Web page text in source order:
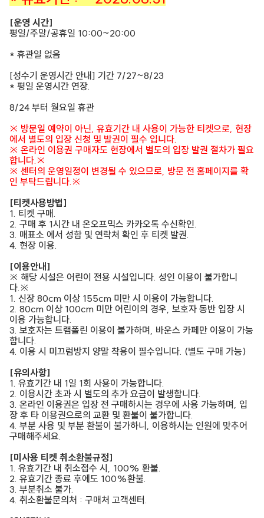
[운영 시간]
평일/주말/공휴일 10:00~20:00
* 휴관일 없음
[성수기 운영시간 안내] 기간 7/27~8/23
* 평일 운영시간 연장.
8/24 부터 월요일 휴관
※ 방문일 예약이 아닌, 유효기간 내 사용이 가능한 티켓으로, 현장
에서 별도의 입장 신청 및 발권이 필수 입니다.
※ 온라인 이용권 구매자도 현장에서 별도의 입장 발권 절차가 필요
합니다.※
※ 센터의 운영일정이 변경될 수 있으므로, 방문 전 홈페이지를 확
인 부탁드립니다.※
[티켓사용방법]
1. 티켓 구매.
2. 구매 후 1시간 내 온오프믹스 카카오톡 수신확인.
3. 매표소 에서 성함 및 연락처 확인 후 티켓 발권.
4. 현장 이용.
[이용안내]
※ 해당 시설은 어린이 전용 시설입니다. 성인 이용이 불가합니
다.※
1. 신장 80cm 이상 155cm 미만 시 이용이 가능합니다.
2. 80cm 이상 100cm 미만 어린이의 경우, 보호자 동반 입장 시
이용 가능합니다.
3. 보호자는 트램폴린 이용이 불가하며, 바운스 카페만 이용이 가능
합니다.
4. 이용 시 미끄럼방지 양말 착용이 필수입니다. (별도 구매 가능)
[유의사항]
1. 유효기간 내 1일 1회 사용이 가능합니다.
2. 이용시간 초과 시 별도의 추가 요금이 발생합니다.
3. 온라인 이용권은 입장 전 구매하시는 경우에 사용 가능하며, 입
장 후 타 이용권으로의 교환 및 환불이 불가합니다.
4. 부분 사용 및 부분 환불이 불가하니, 이용하시는 인원에 맞추어
구매해주세요.
[미사용 티켓 취소환불규정]
1. 유효기간 내 취소접수 시, 100% 환불.
2. 유효기간 종료 후에도 100%환불.
3. 부분취소 불가.
4. 취소환불문의처 : 구매처 고객센터.